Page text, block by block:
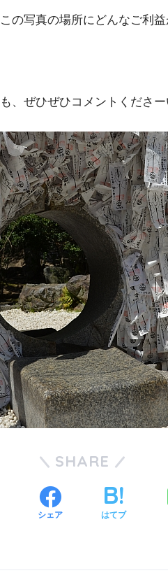
の写真の場所にどんなご利
、ぜひぜひコメントくださ
SHARE
シェア はてブ